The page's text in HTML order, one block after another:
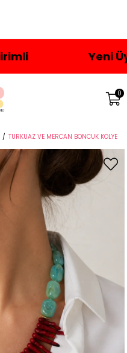
Yeni Üyelere
0
TURKUAZ VE MERCAN BONCUK KOLYE